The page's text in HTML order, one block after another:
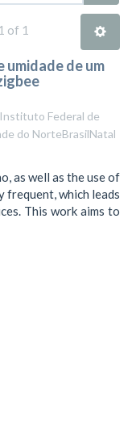
of 1
de um
Instituto Federal de
do NorteBrasilNatal
as well as the use of
frequent, which leads
This work aims to